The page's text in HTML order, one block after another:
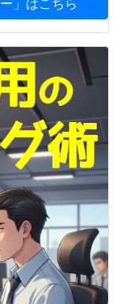
」はこちら